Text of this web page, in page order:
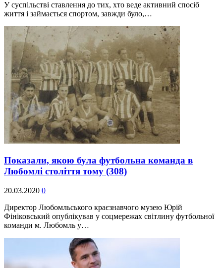
У суспільстві ставлення до тих, хто веде активний спосіб
життя і займається спортом, завжди було,…
Показали, якою була футбольна команда в
Любомлі століття тому (308)
20.03.2020 0
Директор Любомльського краєзнавчого музею Юрій
Фініковський опублікував у соцмережах світлину футбольної
команди м. Любомль у…